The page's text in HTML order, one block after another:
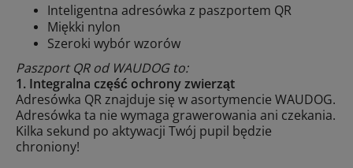
Inteligentna adresówka z paszportem QR
Miękki nylon
Szeroki wybór wzorów
Paszport QR od WAUDOG to:
1. Integralna część ochrony zwierząt
Adresówka QR znajduje się w asortymencie WAUDOG.
Adresówka ta nie wymaga grawerowania ani czekania.
Kilka sekund po aktywacji Twój pupil będzie
chroniony!